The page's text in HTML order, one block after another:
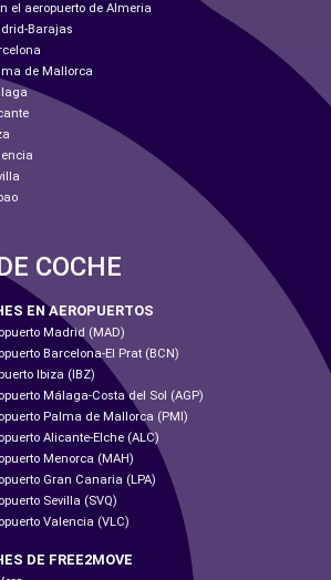
el aeropuerto de Almeria
Barajas
de Mallorca
COCHE
EN AEROPUERTOS
Madrid (MAD)
Barcelona-El Prat (BCN)
Ibiza (IBZ)
Málaga-Costa del Sol (AGP)
Palma de Mallorca (PMI)
Alicante-Elche (ALC)
Menorca (MAH)
Gran Canaria (LPA)
Sevilla (SVQ)
Valencia (VLC)
DE FREE2MOVE